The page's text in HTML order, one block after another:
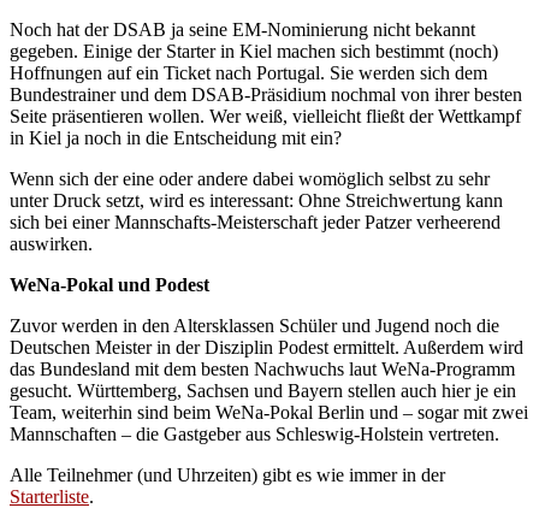
Noch hat der DSAB ja seine EM-Nominierung nicht bekannt
gegeben. Einige der Starter in Kiel machen sich bestimmt (noch)
Hoffnungen auf ein Ticket nach Portugal. Sie werden sich dem
Bundestrainer und dem DSAB-Präsidium nochmal von ihrer besten
Seite präsentieren wollen. Wer weiß, vielleicht fließt der Wettkampf
in Kiel ja noch in die Entscheidung mit ein?
Wenn sich der eine oder andere dabei womöglich selbst zu sehr
unter Druck setzt, wird es interessant: Ohne Streichwertung kann
sich bei einer Mannschafts-Meisterschaft jeder Patzer verheerend
auswirken.
WeNa-Pokal und Podest
Zuvor werden in den Altersklassen Schüler und Jugend noch die
Deutschen Meister in der Disziplin Podest ermittelt. Außerdem wird
das Bundesland mit dem besten Nachwuchs laut WeNa-Programm
gesucht. Württemberg, Sachsen und Bayern stellen auch hier je ein
Team, weiterhin sind beim WeNa-Pokal Berlin und – sogar mit zwei
Mannschaften – die Gastgeber aus Schleswig-Holstein vertreten.
Alle Teilnehmer (und Uhrzeiten) gibt es wie immer in der
Starterliste.